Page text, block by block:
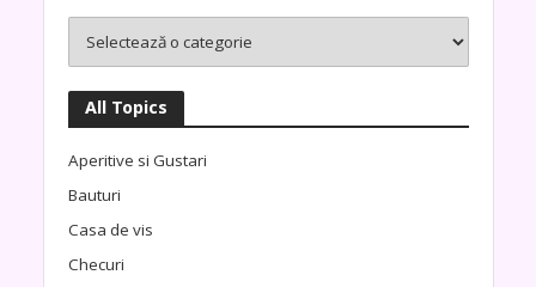
All Topics
Aperitive si Gustari
Bauturi
Casa de vis
Checuri